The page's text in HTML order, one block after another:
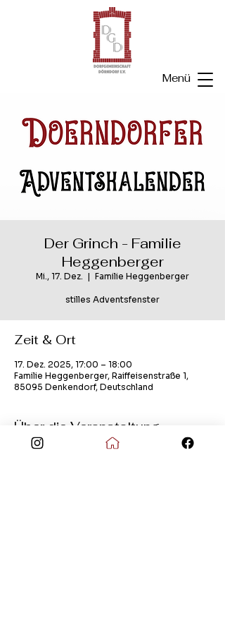
Menü
Der Grinch - Familie
Heggenberger
Mi., 17. Dez.
  |
Familie Heggenberger
stilles Adventsfenster
Zeit & Ort
17. Dez. 2025, 17:00 – 18:00
Familie Heggenberger, Raiffeisenstraße 1,
85095 Denkendorf, Deutschland
Über die Veranstaltung
stilles Adventsfenster